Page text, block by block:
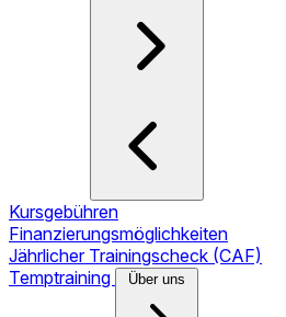
Kursgebühren
Finanzierungsmöglichkeiten
Jährlicher Trainingscheck (CAF)
Temptraining
Über uns